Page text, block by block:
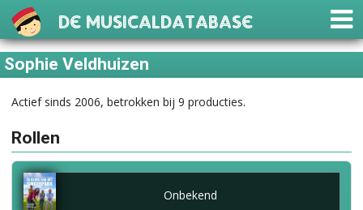
De Musicaldatabase
Sophie Veldhuizen
Actief sinds 2006, betrokken bij 9 producties.
Rollen
Onbekend